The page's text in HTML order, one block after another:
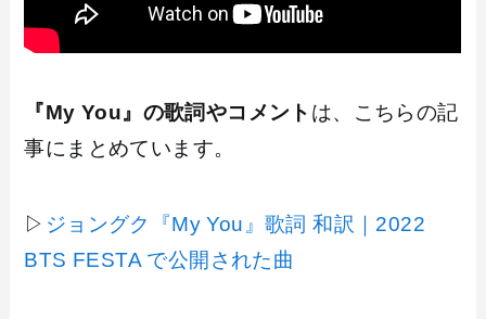
『My You』の歌詞やコメント は、こちらの記
事にまとめています。
▷ ジョングク『My You』歌詞 和訳｜2022
BTS FESTA で公開された曲